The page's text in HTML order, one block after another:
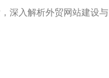
深入解析外贸网站建设与